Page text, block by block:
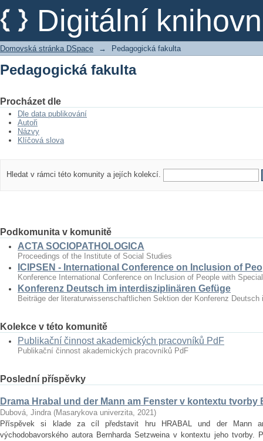
Digitální
Pedagogická fakulta
Domovská stránka DSpace → Pedagogická fakulta
Pedagogická fakulta
Procházet dle
Dle data publikování
Autoři
Názvy
Klíčová slova
Hledat v rámci této komunity a jejích kolekcí.
Podkomunita v komunitě
ACTA SOCIOPATHOLOGICA
Proceedings of the Institute of Social Studies
ICIPSEN - International Conference on Inclusion of
Konference International Conference on Inclusion of People with
Konferenz Deutsch im interdisziplinären Gefüge
Beiträge der literaturwissenschaftlichen Sektion der Konferenz
Kolekce v této komunitě
Publikační činnost akademických pracovníků PdF
Publikační činnost akademických pracovníků PdF
Poslední příspěvky
Drama Hrabal und der Mann am Fenster v kontextu tvorby
Dubová, Jindra (Masarykova univerzita, 2021)
Příspěvek si klade za cíl představit hru HRABAL und der Mann
východobavorského autora Bernharda Setzweina v kontextu jeho tvorby.